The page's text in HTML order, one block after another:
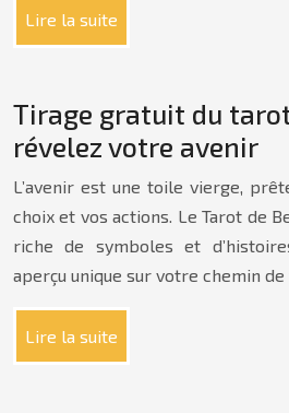
Lire la suite
Tirage gratuit du
révelez votre avenir
L’avenir est une toile vierge,
choix et vos actions. Le Tarot de
riche de symboles et
aperçu unique sur votre chemin
Lire la suite